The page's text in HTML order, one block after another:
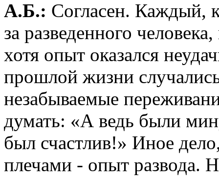
А.Б.: Согласен. Каждый,
за разведенного
хотя опыт оказался
прошлой жизни
незабываемые
думать: «А ведь были
был счастлив!» Иное
плечами - опыт развода.